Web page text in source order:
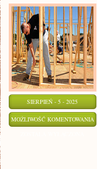
SIERPIEŃ - 5 - 2025
MOŻLIWOŚĆ KOMENTOWANIA